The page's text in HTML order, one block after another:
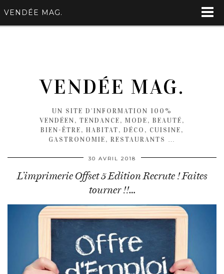
VENDÉE MAG.
VENDÉE MAG.
UN SITE D'INFORMATION 100%
VENDÉEN, TENDANCE, MODE, BEAUTÉ,
BIEN-ÊTRE, HABITAT, DÉCO, CUISINE,
GASTRONOMIE, RESTAURANTS …
30 AVRIL 2018
L’imprimerie Offset 5 Edition Recrute ! Faites
tourner !!…